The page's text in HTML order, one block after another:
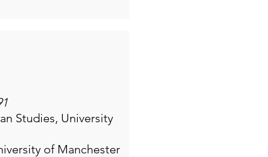
Studies, University
of Manchester